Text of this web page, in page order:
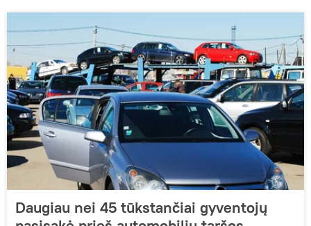
Daugiau nei 45 tūkstančiai gyventojų